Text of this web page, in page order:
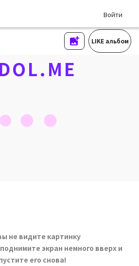
Войти
LIKE альбом
не видите картинку
экран немного вверх и
его снова!